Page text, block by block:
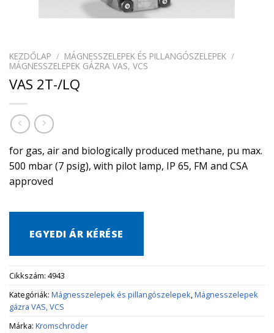
KEZDŐLAP / MÁGNESSZELEPEK ÉS PILLANGÓSZELEPEK /
MÁGNESSZELEPEK GÁZRA VAS, VCS
VAS 2T-/LQ
for gas, air and biologically produced methane, pu max.
500 mbar (7 psig), with pilot lamp, IP 65, FM and CSA
approved
EGYEDI ÁR KÉRÉSE
Cikkszám: 4943
Kategóriák: Mágnesszelepek és pillangószelepek,Mágnesszelepek
gázra VAS, VCS
Márka: Kromschröder